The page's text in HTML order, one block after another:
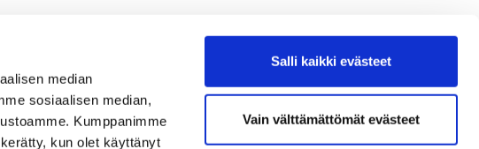
median
sosiaalisen median,
Kumppanimme
kun olet käyttänyt
Salli kaikki evästeet
Vain välttämättömät evästeet